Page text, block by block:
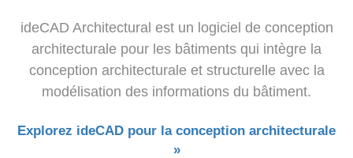
ideCAD Architectural est un logiciel de conception
architecturale pour les bâtiments qui intègre la
conception architecturale et structurelle avec la
modélisation des informations du bâtiment.
Explorez ideCAD pour la conception architecturale
»